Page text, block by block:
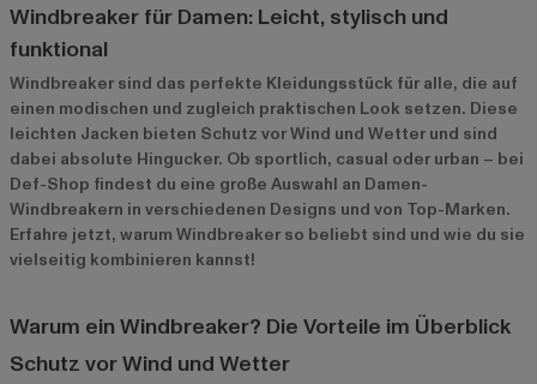
Windbreaker für Damen: Leicht, stylisch und
funktional
Windbreaker sind das perfekte Kleidungsstück für alle, die auf
einen modischen und zugleich praktischen Look setzen. Diese
leichten Jacken bieten Schutz vor Wind und Wetter und sind
dabei absolute Hingucker. Ob sportlich, casual oder urban – bei
Def-Shop findest du eine große Auswahl an Damen-
Windbreakern in verschiedenen Designs und von Top-Marken.
Erfahre jetzt, warum Windbreaker so beliebt sind und wie du sie
vielseitig kombinieren kannst!
Warum ein Windbreaker? Die Vorteile im Überblick
Schutz vor Wind und Wetter